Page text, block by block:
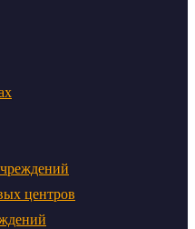
центров